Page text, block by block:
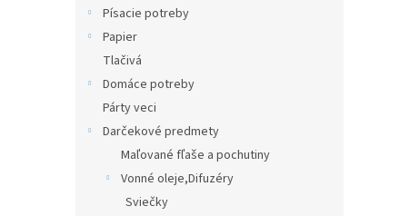
Písacie potreby
Papier
Tlačivá
Domáce potreby
Párty veci
Darčekové predmety
Maľované fľaše a pochutiny
Vonné oleje,Difuzéry
Sviečky